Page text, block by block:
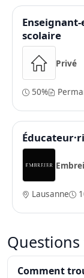
scolaire
Privé
50%
Lausanne
Comment